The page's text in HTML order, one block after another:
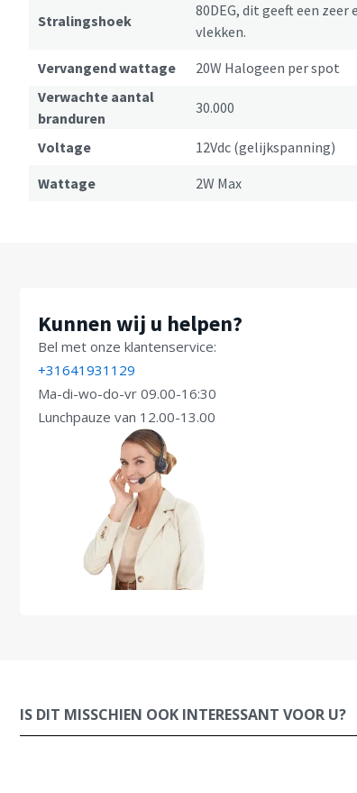
Stralingshoek
80DEG, dit geeft een
vlekken.
Vervangend wattage
20W Halogeen per spot
Verwachte aantal
branduren
30.000
Voltage
12Vdc (gelijkspanning)
Wattage
2W Max
Kunnen wij u helpen?
Bel met onze klantenservice:
+31641931129
Ma-di-wo-do-vr 09.00-16:30
Lunchpauze van 12.00-13.00
IS DIT MISSCHIEN OOK INTERESSANT VOOR U?